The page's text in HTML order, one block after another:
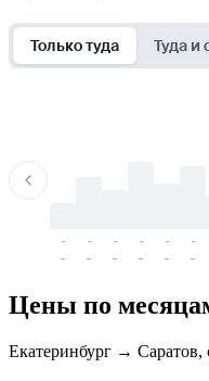
Только туда Туда и
-
-
-
-
-
-
-
-
-
-
-
-
Цены по
Екатеринбург → Саратов,